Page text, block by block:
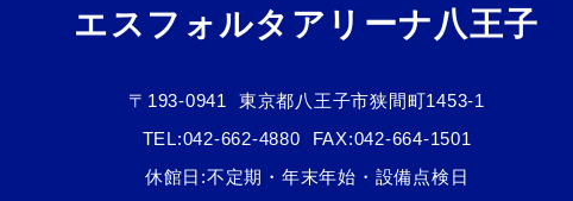
エスフォルタアリーナ八王子
〒193-0941
東京都八王子市狭間町1453-1
TEL:042-662-4880
FAX:042-664-1501
休館日:不定期・年末年始・設備点検日